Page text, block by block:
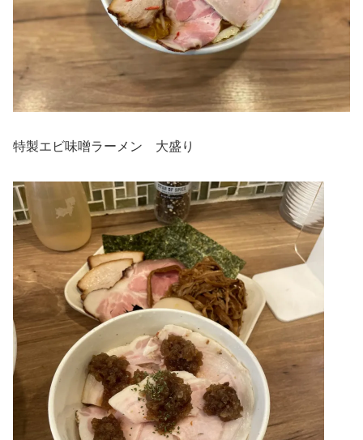
特製エビ味噌ラーメン 大盛り